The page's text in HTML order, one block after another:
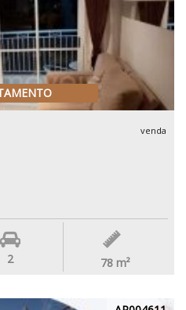
venda
2 78 m²